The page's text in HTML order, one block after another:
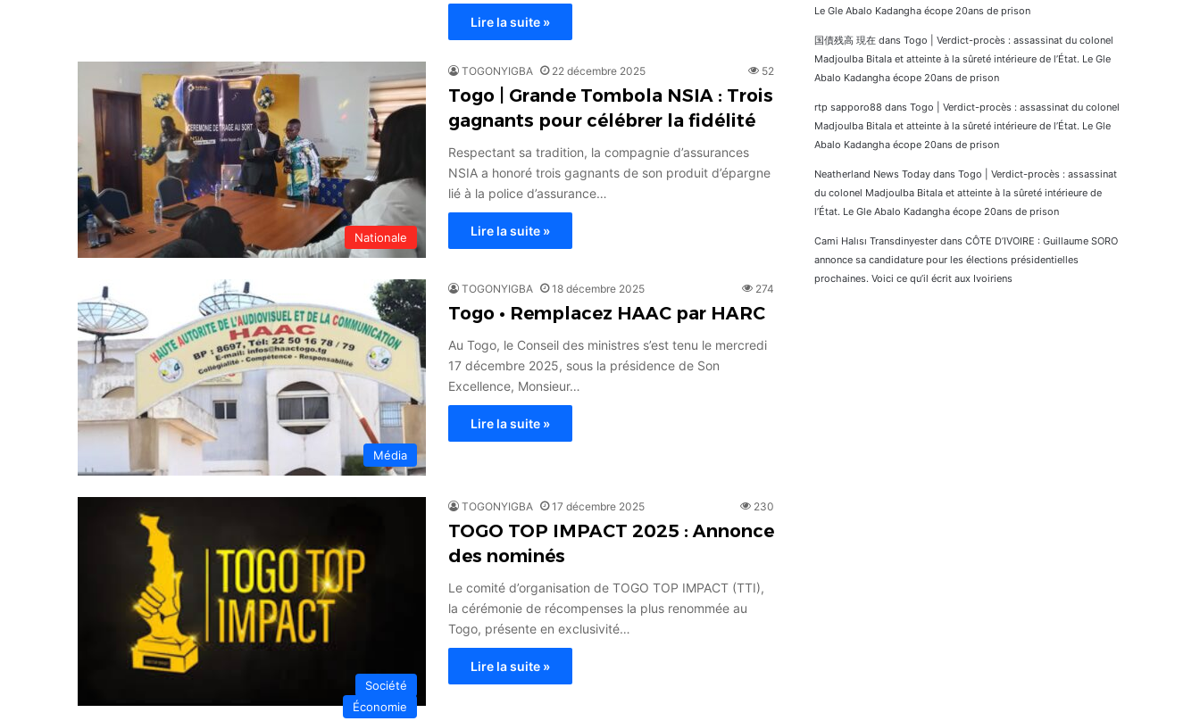
Lire la suite »
Nationale
TOGONYIGBA 22 décembre 2025 52
Togo | Grande Tombola NSIA : Trois
gagnants pour célébrer la fidélité
Respectant sa tradition, la compagnie d’assurances
NSIA a honoré trois gagnants de son produit d’épargne
lié à la police d’assurance…
Lire la suite »
Média
TOGONYIGBA 18 décembre 2025 274
Togo • Remplacez HAAC par HARC
Au Togo, le Conseil des ministres s’est tenu le mercredi
17 décembre 2025, sous la présidence de Son
Excellence, Monsieur…
Lire la suite »
Société
TOGONYIGBA 17 décembre 2025 230
TOGO TOP IMPACT 2025 : Annonce
des nominés
Le comité d’organisation de TOGO TOP IMPACT (TTI),
la cérémonie de récompenses la plus renommée au
Togo, présente en exclusivité…
Lire la suite »
Économie
Le Gle Abalo Kadangha écope 20ans de prison
国債残高 現在 dans Togo | Verdict-procès : assassinat du colonel
Madjoulba Bitala et atteinte à la sûreté intérieure de l’État. Le Gle
Abalo Kadangha écope 20ans de prison
rtp sapporo88 dans Togo | Verdict-procès : assassinat du colonel
Madjoulba Bitala et atteinte à la sûreté intérieure de l’État. Le Gle
Abalo Kadangha écope 20ans de prison
Neatherland News Today dans Togo | Verdict-procès : assassinat
du colonel Madjoulba Bitala et atteinte à la sûreté intérieure de
l’État. Le Gle Abalo Kadangha écope 20ans de prison
Cami Halısı Transdinyester dans CÔTE D’IVOIRE : Guillaume SORO
annonce sa candidature pour les élections présidentielles
prochaines. Voici ce qu’il écrit aux Ivoiriens